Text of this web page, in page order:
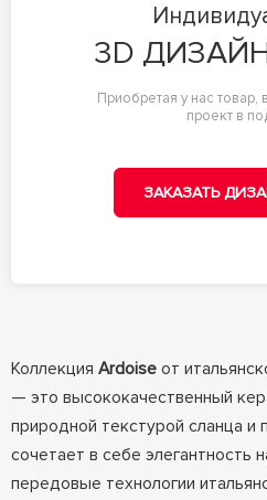
3D
Приобретая у нас товар,
проект в
ЗАКАЗАТЬ
Коллекция Ardoiseот
— это высококачественный
природной текстурой сланца и
сочетает в себе элегантность
передовые технологии